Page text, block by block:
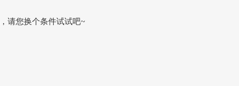
请您换个条件试试吧~